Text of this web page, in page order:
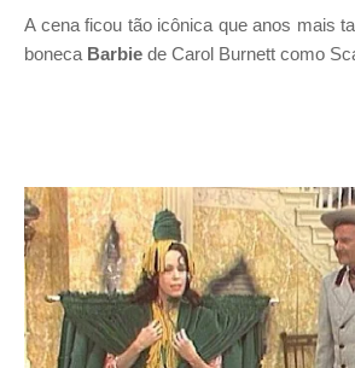
A cena ficou tão icônica que anos mais
boneca Barbie de Carol Burnett como